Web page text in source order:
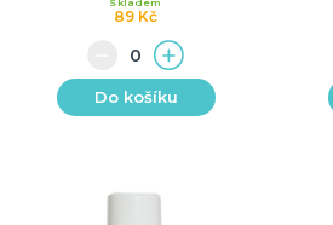
89 Kč
Do košíku